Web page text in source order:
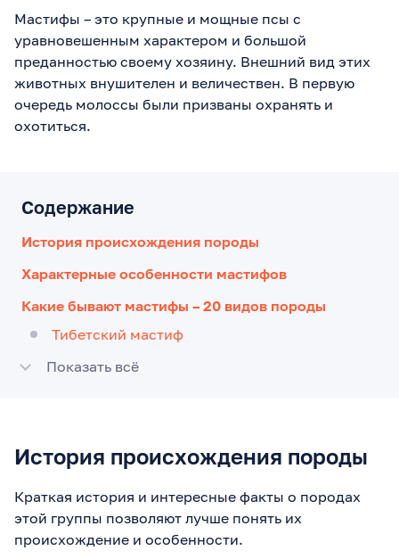
Мастифы – это крупные и мощные псы с
уравновешенным характером и большой
преданностью своему хозяину. Внешний вид этих
животных внушителен и величествен. В первую
очередь молоссы были призваны охранять и
охотиться.
Содержание
История происхождения породы
Характерные особенности мастифов
Какие бывают мастифы – 20 видов породы
Тибетский мастиф
Показать всё
История происхождения породы
Краткая история и интересные факты о породах
этой группы позволяют лучше понять их
происхождение и особенности.